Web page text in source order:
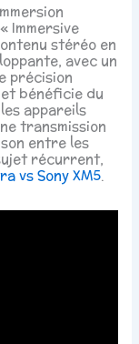
Immersive
stéréo en
avec un
précision
bénéficie du
appareils
transmission
entre les
récurrent,
vs Sony XM5.